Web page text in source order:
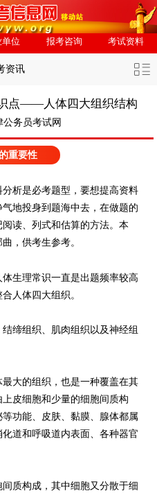
单位 报考咨询 考试资料
资讯
点——人体四大组织结构
公务员考试网
重要性
析是必考题型，要想提高资料
地投身到题海中去，在做题的
读、列式和估算的方法。本
，供考生参考。
生理常识一直是出题频率较高
人体四大组织。
缔组织、肌肉组织以及神经组
大的组织，也是一种覆盖在其
皮细胞和少量的细胞间质构
功能、皮肤、黏膜、腺体都属
道和呼吸道内表面、各种器官
质构成，其中细胞又分散于细